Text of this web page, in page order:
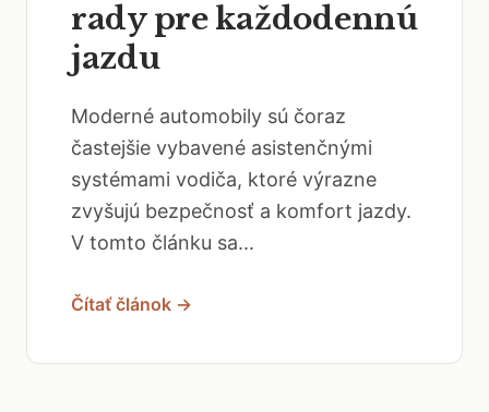
rady pre každodennú
jazdu
Moderné automobily sú čoraz
častejšie vybavené asistenčnými
systémami vodiča, ktoré výrazne
zvyšujú bezpečnosť a komfort jazdy.
V tomto článku sa...
Čítať článok →